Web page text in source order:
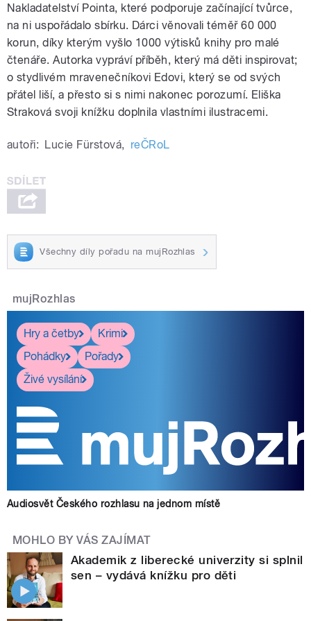
Nakladatelství Pointa, které podporuje začínající tvůrce,
na ni uspořádalo sbírku. Dárci věnovali téměř 60 000
korun, díky kterým vyšlo 1000 výtisků knihy pro malé
čtenáře. Autorka vypráví příběh, který má děti inspirovat;
o stydlivém mravenečníkovi Edovi, který se od svých
přátel liší, a přesto si s nimi nakonec porozumí. Eliška
Straková svoji knížku doplnila vlastními ilustracemi.
autoři: Lucie Fürstová, reČRoL
Všechny díly pořadu na mujRozhlas
mujRozhlas
Hry a četby
Krimi
Pohádky
Pořady
Živé vysílání
Audiosvět Českého rozhlasu na jednom místě
MOHLO BY VÁS ZAJÍMAT
Akademik z liberecké univerzity si splnil
sen – vydává knížku pro děti